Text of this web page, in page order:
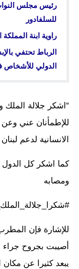
رئيس مجلس
للسلفادور
راوية ابنة
الدولي للأشخاص
“اشكر جلالة الملك
للإطمأنان عني
الانسانية لدعم
كما اشكر كل الدول
ومصابه
للإشارة فإن
أصيبت بجروح جراء
يبعد كثيرا عن مكان